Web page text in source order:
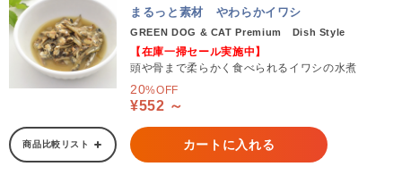
まるっと素材 やわらかイワシ
GREEN DOG & CAT Premium Dish Style
【在庫一掃セール実施中】
頭や骨まで柔らかく食べられるイワシの水煮
20%OFF
¥552 ～
商品比較リスト カートに入れる